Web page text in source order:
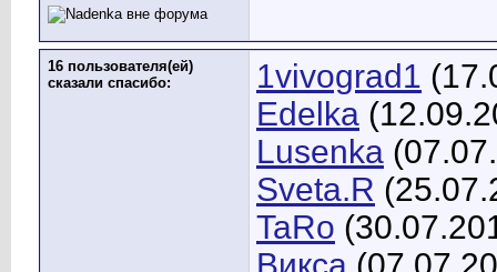
16 пользователя(ей)
сказали cпасибо:
1vivograd1
Edelka
Lusenka
Sveta.R
TaRo